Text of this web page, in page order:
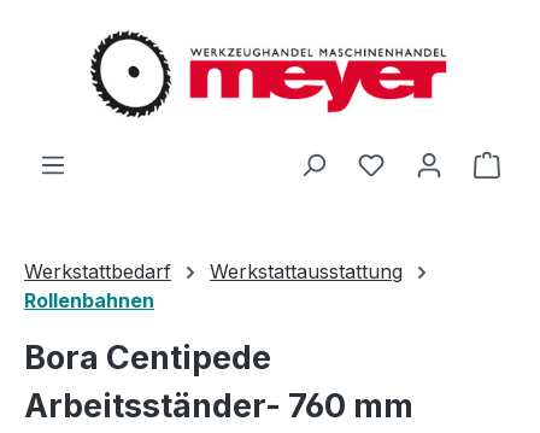
Zum Hauptinhalt springen
Du hast 0
Werkstattbedarf
Werkstattausstattung
Rollenbahnen
Bora Centipede
Arbeitsständer- 760 mm